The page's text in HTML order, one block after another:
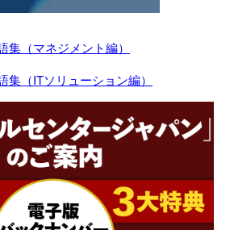
集（マネジメント編）
集（ITソリューション編）